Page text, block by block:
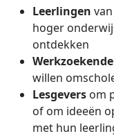
Leerlingen
hoger
ontdekken
willen
Lesgevers om
of om ideeën
met hun